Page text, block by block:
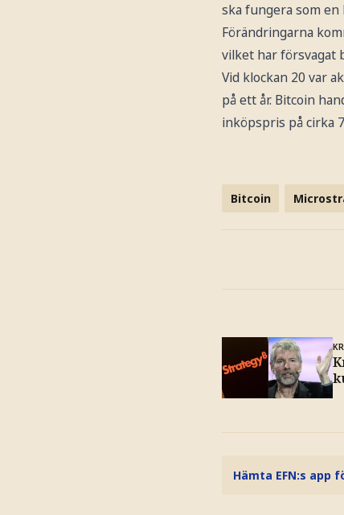
ska fungera som
Förändringarna
vilket har försvagat
Vid klockan 20 var
på ett år. Bitcoin
inköpspris på cirka
Bitcoin
Hämta EFN:s app